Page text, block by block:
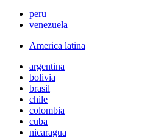
peru
venezuela
America latina
argentina
bolivia
brasil
chile
colombia
cuba
nicaragua